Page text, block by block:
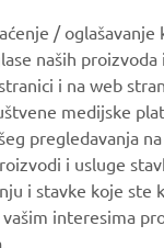
/ oglašavanje
naših
i na web
medijske
pregledavanja
i usluge
i stavke koje
interesima